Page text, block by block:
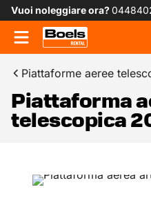
Vuoi noleggiare ora?
Piattaforme aeree
Piattaforma
telescopica